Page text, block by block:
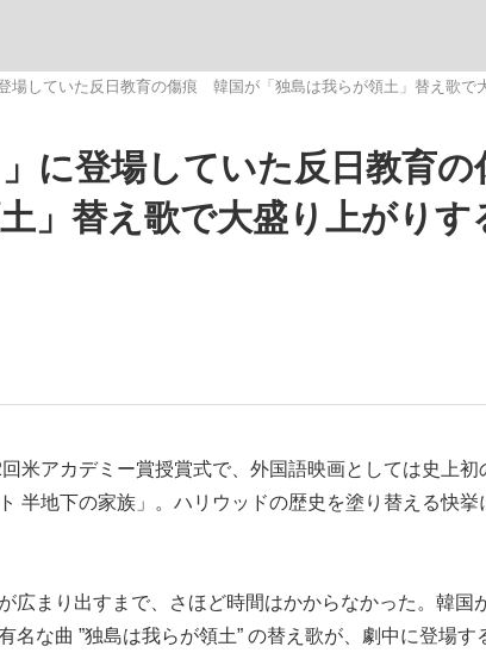
日本代表“敗戦”の真実 選手が明かす... 「敗
のが悲しい」『北の国から』倉本聰氏（91...
場していた反日教育の傷痕 韓国が「独島は我らが領土」替え歌で
に登場していた反日教育
」替え歌で大盛り上がりす
米アカデミー賞授賞式で、外国語映画としては史上初
半地下の家族」。ハリウッドの歴史を塗り替える快挙
広まり出すまで、さほど時間はかからなかった。韓国
名な曲 ”独島は我らが領土” の替え歌が、劇中に登場す